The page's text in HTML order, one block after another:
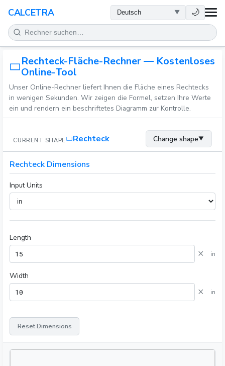
CALCETRA 🌙
MATHEMATIK
UMWANDLUNGEN
WISSENSCHAFT
ALLTAG
Rechteck-Fläche-Rechner — Kostenloses
Online-Tool
Unser Online-Rechner liefert Ihnen die Fläche eines Rechtecks
in wenigen Sekunden. Wir zeigen die Formel, setzen Ihre Werte
ein und rendern ein beschriftetes Diagramm zur Kontrolle.
CURRENT SHAPE Rechteck Change shape▼
Rechteck Dimensions
Input Units
Length
× in
Width
× in
Reset Dimensions